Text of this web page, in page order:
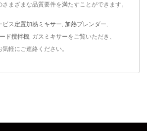
まざまな品質要件を満たすことができます。
ビス 定置加熱ミキサー 加熱ブレンダー
ド攪拌機 ガスミキサーをご覧いただき、
気軽にご連絡ください。